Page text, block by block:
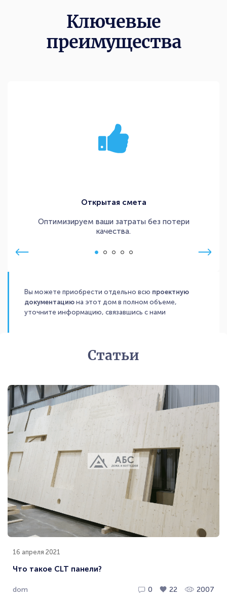
Ключевые
преимущества
Открытая смета
Оптимизируем ваши затраты без потери
качества.
Вы можете приобрести отдельно всю проектную
документацию на этот дом в полном объеме,
уточните информацию, связавшись с нами
Статьи
16 апреля 2021
Что такое CLT панели?
dom 0 22 2007